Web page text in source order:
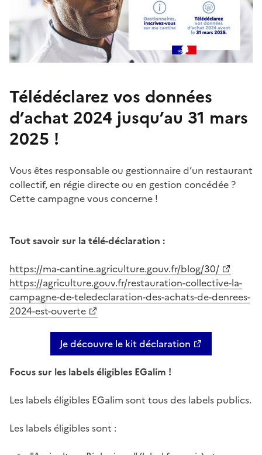
Télédéclarez vos données
d’achat 2024 jusqu’au 31 mars
2025 !
Vous êtes responsable ou gestionnaire d’un restaurant
collectif, en régie directe ou en gestion concédée ?
Cette campagne vous concerne !
Tout savoir sur la télé-déclaration :
https://ma-cantine.agriculture.gouv.fr/blog/30/
https://agriculture.gouv.fr/restauration-collective-la-
campagne-de-teledeclaration-des-achats-de-denrees-
2024-est-ouverte
Je découvre le kit déclaration
Focus sur les labels éligibles EGalim !
Les labels éligibles EGalim sont tous des labels publics.
Les labels éligibles sont :